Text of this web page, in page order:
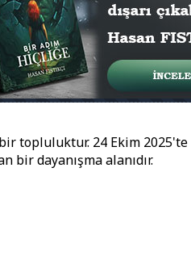
topluluktur. 24 Ekim
dayanışma alanıdır.